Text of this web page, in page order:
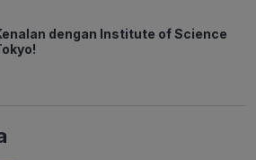
dengan Institute of Science